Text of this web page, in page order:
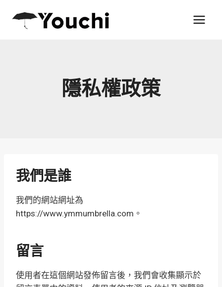
隱私權政策
我們是誰
我們的網站網址為
https://www.ymmumbrella.com。
留言
使用者在這個網站發佈留言後，我們會收集顯示於